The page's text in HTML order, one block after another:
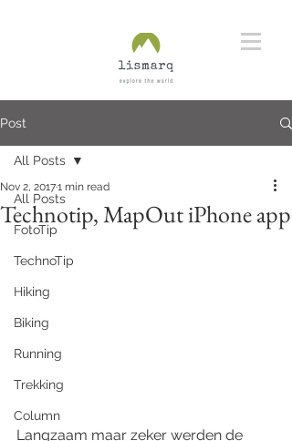
Post
All Posts
FotoTip
TechnoTip
Hiking
Biking
Running
Trekking
Column
All Posts
Technotip, MapOut iPhone app
Nov 2, 20171 min read
Langzaam maar zeker werden de